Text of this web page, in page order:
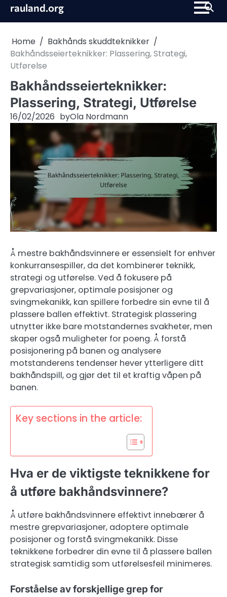
Skiprauland.org
Home
Bakhånds skuddteknikker
Bakhåndsseierteknikker: Plassering, Strategi,
Utførelse
Bakhåndsseierteknikker:
Plassering, Strategi, Utførelse
16/02/2026 byOla Nordmann
Å mestre bakhåndsvinnere er essensielt for enhver
konkurransespiller, da det kombinerer teknikk,
strategi og utførelse. Ved å fokusere på
grepvariasjoner, optimale posisjoner og
svingmekanikk, kan spillere forbedre sin evne til å
plassere ballen effektivt. Strategisk plassering
utnytter ikke bare motstandernes svakheter, men
skaper også muligheter for poeng. Å forstå
posisjonering på banen og analysere
motstanderens tendenser hever ytterligere ditt
bakhåndspill, og gjør det til et kraftig våpen på
banen.
Key sections in the article:
Hva er de viktigste teknikkene for
å utføre bakhåndsvinnere?
Å utføre bakhåndsvinnere effektivt innebærer å
mestre grepvariasjoner, adoptere optimale
posisjoner og forstå svingmekanikk. Disse
teknikkene forbedrer din evne til å plassere ballen
strategisk samtidig som utførelsesfeil minimeres.
Forståelse av forskjellige grep for